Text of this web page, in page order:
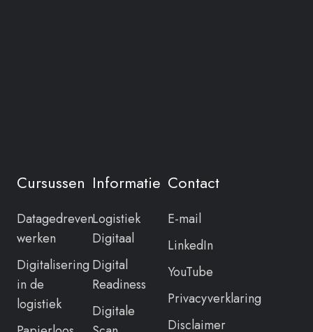
Cursussen
Datagedreven
werken
Digitalisering
in de
logistiek
Informatie
Logistiek
Digitaal
Digital
Readiness
Digitale
Contact
E-mail
LinkedIn
YouTube
Privacyverklaring
Disclaimer